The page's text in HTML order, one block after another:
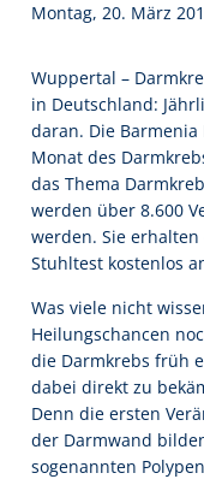
Montag, 20. März
Wuppertal –
in Deutschland:
daran. Die
Monat des
das Thema
werden über 8.600
werden. Sie
Stuhltest kostenlos
Was viele nicht
Heilungschancen
die Darmkrebs früh
dabei direkt zu
Denn die ersten
der Darmwand
sogenannten